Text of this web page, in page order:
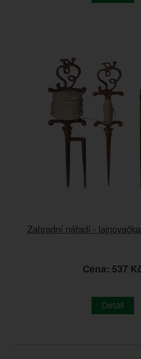
Zahradní nářadí -
Cena: 537
Detail